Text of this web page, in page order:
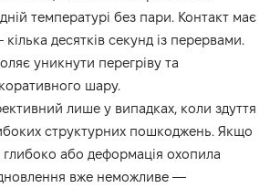
температурі без пари. Контакт має
десятків секунд із перервами.
уникнути перегріву та
шару.
лише у випадках, коли здуття
структурних пошкоджень. Якщо
або деформація охопила
вже неможливе —